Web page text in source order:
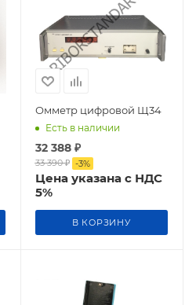
Омметр цифровой Щ34
Есть в наличии
32 388₽
33 390₽ -3%
Цена указана с НДС
5%
В КОРЗИНУ